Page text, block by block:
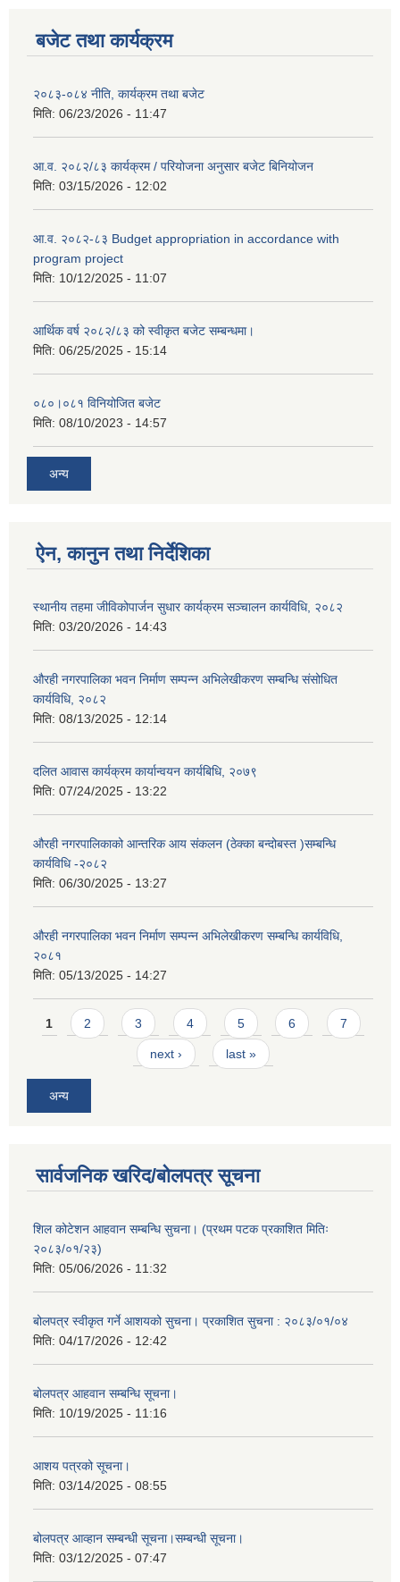
बजेट तथा कार्यक्रम
२०८३-०८४ नीति, कार्यक्रम तथा बजेट
मिति: 06/23/2026 - 11:47
आ.व. २०८२/८३ कार्यक्रम / परियोजना अनुसार बजेट बिनियोजन
मिति: 03/15/2026 - 12:02
आ.व. २०८२-८३ Budget appropriation in accordance with
program project
मिति: 10/12/2025 - 11:07
आर्थिक वर्ष २०८२/८३ को स्वीकृत बजेट सम्बन्धमा।
मिति: 06/25/2025 - 15:14
०८०।०८१ विनियोजित बजेट
मिति: 08/10/2023 - 14:57
अन्य
ऐन, कानुन तथा निर्देशिका
स्थानीय तहमा जीविकोपार्जन सुधार कार्यक्रम सञ्चालन कार्यविधि, २०८२
मिति: 03/20/2026 - 14:43
औरही नगरपालिका भवन निर्माण सम्पन्न अभिलेखीकरण सम्बन्धि संसोधित
कार्यविधि, २०८२
मिति: 08/13/2025 - 12:14
दलित आवास कार्यक्रम कार्यान्वयन कार्यबिधि, २०७९
मिति: 07/24/2025 - 13:22
औरही नगरपालिकाको आन्तरिक आय संकलन (ठेक्का बन्दोबस्त )सम्बन्धि
कार्यविधि -२०८२
मिति: 06/30/2025 - 13:27
औरही नगरपालिका भवन निर्माण सम्पन्न अभिलेखीकरण सम्बन्धि कार्यविधि,
२०८१
मिति: 05/13/2025 - 14:27
Pages
1 2 3 4 5 6 7
next › last »
अन्य
सार्वजनिक खरिद/बोलपत्र सूचना
शिल कोटेशन आहवान सम्बन्धि सुचना। (प्रथम पटक प्रकाशित मितिः
२०८३/०१/२३)
मिति: 05/06/2026 - 11:32
बोलपत्र स्वीकृत गर्ने आशयको सुचना। प्रकाशित सुचना : २०८३/०१/०४
मिति: 04/17/2026 - 12:42
बोलपत्र आहवान सम्बन्धि सूचना।
मिति: 10/19/2025 - 11:16
आशय पत्रको सूचना।
मिति: 03/14/2025 - 08:55
बोलपत्र आव्हान सम्बन्धी सूचना।सम्बन्धी सूचना।
मिति: 03/12/2025 - 07:47